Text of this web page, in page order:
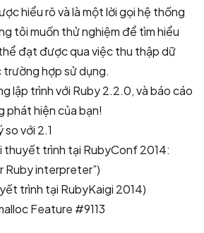
hiểu rõ và là một lời gọi hệ thống
tôi muốn thử nghiệm để tìm hiểu
đạt được qua việc thu thập dữ
trường hợp sử dụng.
lập trình với Ruby 2.2.0, và báo cáo
phát hiện của bạn!
với 2.1
thuyết trình tại RubyConf 2014:
Ruby interpreter”)
trình tại RubyKaigi 2014)
Feature #9113